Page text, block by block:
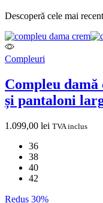
Descoperă cele mai
Compleuri
Compleu damă
și pantaloni
1.099,00 lei TVA inclus
36
38
40
42
Redus 30%